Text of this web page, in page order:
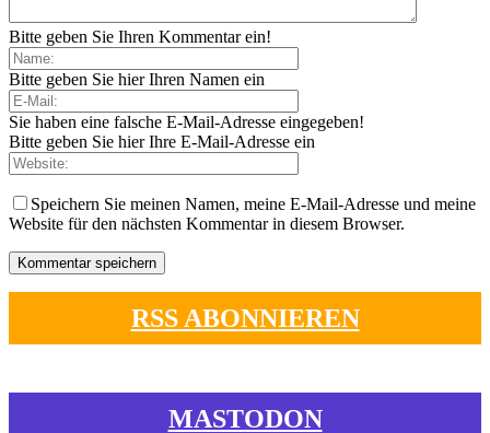
Bitte geben Sie Ihren Kommentar ein!
Bitte geben Sie hier Ihren Namen ein
Sie haben eine falsche E-Mail-Adresse eingegeben!
Bitte geben Sie hier Ihre E-Mail-Adresse ein
Speichern Sie meinen Namen, meine E-Mail-Adresse und meine
Website für den nächsten Kommentar in diesem Browser.
RSS ABONNIEREN
MASTODON